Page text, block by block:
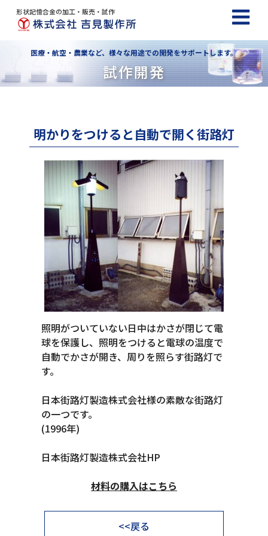
形状記憶合金の加工・販売・試作
医療・航空・農業など、様々な用途での開発をサポートします。
試作開発
明かりをつけると自動で開く街路灯
照明がついていない日中はかさが閉じて電
球を保護し、照明をつけると電球の温度で
自動でかさが開き、周りを照らす街路灯で
す。
日本街路灯製造株式会社様の素敵な街路灯
の一つです。
(1996年)
日本街路灯製造株式会社HP
材料の購入はこちら
<<戻る